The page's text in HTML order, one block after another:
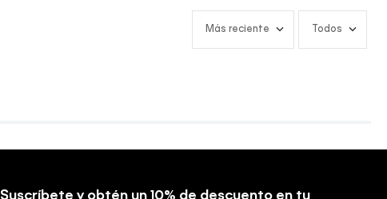
Más reciente Todos